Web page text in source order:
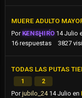
MUERE ADULTO
Por KENSHIRO 14 Julio
16 respuestas 3827
TODAS LAS PUTAS
1 2
Porjubilo_24 14 Julio en